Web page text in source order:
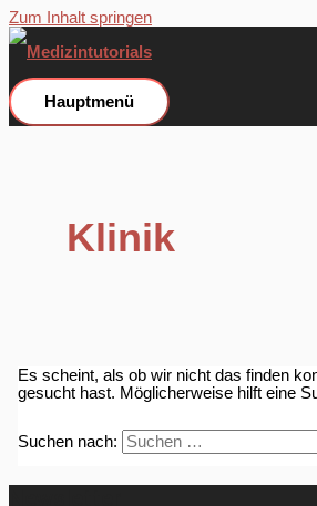
Zum Inhalt springen
Hauptmenü
Klinik
Es scheint, als ob wir nicht das finden
gesucht hast. Möglicherweise hilft eine
Suchen nach: